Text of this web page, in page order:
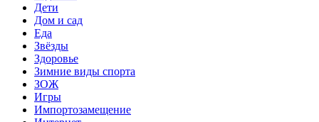
Дети
Дом и сад
Еда
Звёзды
Здоровье
Зимние виды спорта
ЗОЖ
Игры
Импортозамещение